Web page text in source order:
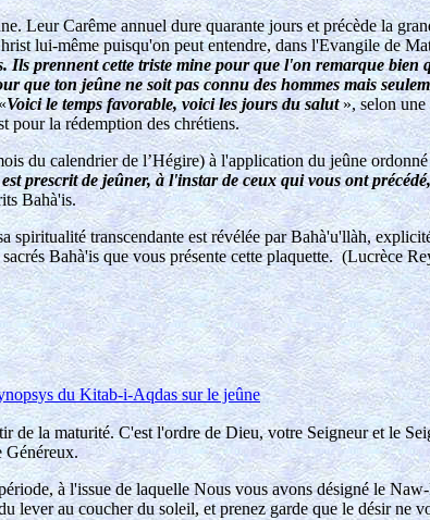
Leur Carême annuel dure quarante jours et précède la
lui-même puisqu'on peut entendre, dans l'Evangile de
Ils prennent cette triste mine pour que l'on remarque
que ton jeûne ne soit pas connu des hommes mais
Voici le temps favorable, voici les jours du salut», selon une
pour la rédemption des chrétiens.
du calendrier de l’Hégire) à l'application du jeûne
prescrit de jeûner, à l'instar de ceux qui vous ont
Bahà'is.
spiritualité transcendante est révélée par Bahà'u'llàh,
Bahà'is que vous présente cette plaquette. (Lucrèce
du Kitab-i-Aqdas sur le jeûne
de la maturité. C'est l'ordre de Dieu, votre Seigneur et le
Généreux.
à l'issue de laquelle Nous vous avons désigné le
lever au coucher du soleil, et prenez garde que le désir ne